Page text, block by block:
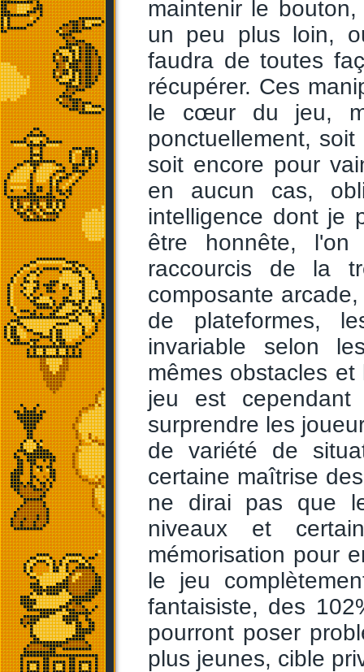
maintenir le
un peu plus loin,
faudra de toutes
récupérer. Ces
le cœur du jeu,
ponctuellement,
soit encore pour
en aucun cas,
intelligence dont je
être honnête,
raccourcis de la
composante
de plateformes,
invariable selon
mêmes obstacles
jeu est
surprendre les
de variété de
certaine maîtrise
ne dirai pas que
niveaux et
mémorisation pour
le jeu
fantaisiste, des
pourront poser
plus jeunes, cible